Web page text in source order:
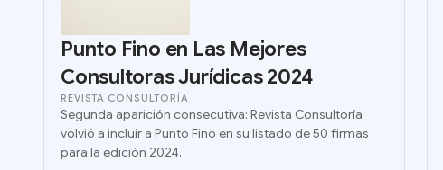
Punto Fino en Las Mejores
Consultoras Jurídicas 2024
REVISTA CONSULTORÍA
Segunda aparición consecutiva: Revista Consultoría
volvió a incluir a Punto Fino en su listado de 50 firmas
para la edición 2024.